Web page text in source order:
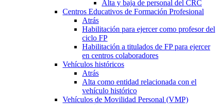
Alta y baja de personal del CRC
Centros Educativos de Formación Profesional
Atrás
Habilitación para ejercer como profesor del
ciclo FP
Habilitación a titulados de FP para ejercer
en centros colaboradores
Vehículos históricos
Atrás
Alta como entidad relacionada con el
vehículo histórico
Vehículos de Movilidad Personal (VMP)